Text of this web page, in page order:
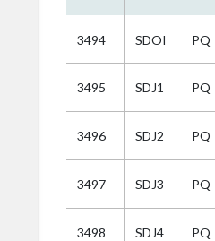
3494 SDOI PQ
3495 SDJ1 PQ
3496 SDJ2 PQ
3497 SDJ3 PQ
3498 SDJ4 PQ